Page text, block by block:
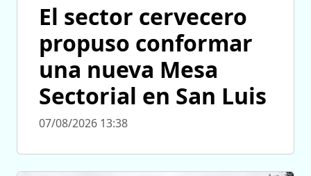
El sector cervecero
propuso conformar
una nueva Mesa
Sectorial en San Luis
07/08/2026 13:38